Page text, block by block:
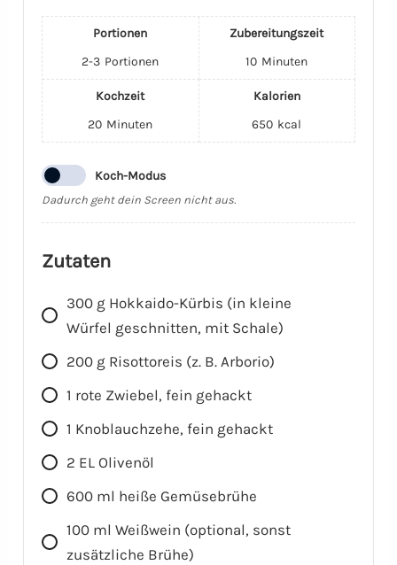
Portionen
2-3 Portionen
Zubereitungszeit
10 Minuten
Kochzeit
20 Minuten
Kalorien
650 kcal
Koch-Modus
Dadurch geht dein Screen nicht aus.
Zutaten
300 g Hokkaido-Kürbis (in kleine
Würfel geschnitten, mit Schale)
200 g Risottoreis (z. B. Arborio)
1 rote Zwiebel, fein gehackt
1 Knoblauchzehe, fein gehackt
2 EL Olivenöl
600 ml heiße Gemüsebrühe
100 ml Weißwein (optional, sonst
zusätzliche Brühe)